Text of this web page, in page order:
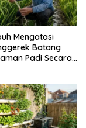
Mengatasi
Batang
Padi Secara